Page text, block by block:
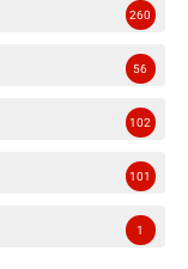
260
56
102
101
1